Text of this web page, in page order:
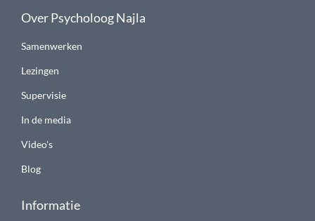
Over Psycholoog Najla
Samenwerken
Lezingen
Supervisie
In de media
Video's
Blog
Informatie